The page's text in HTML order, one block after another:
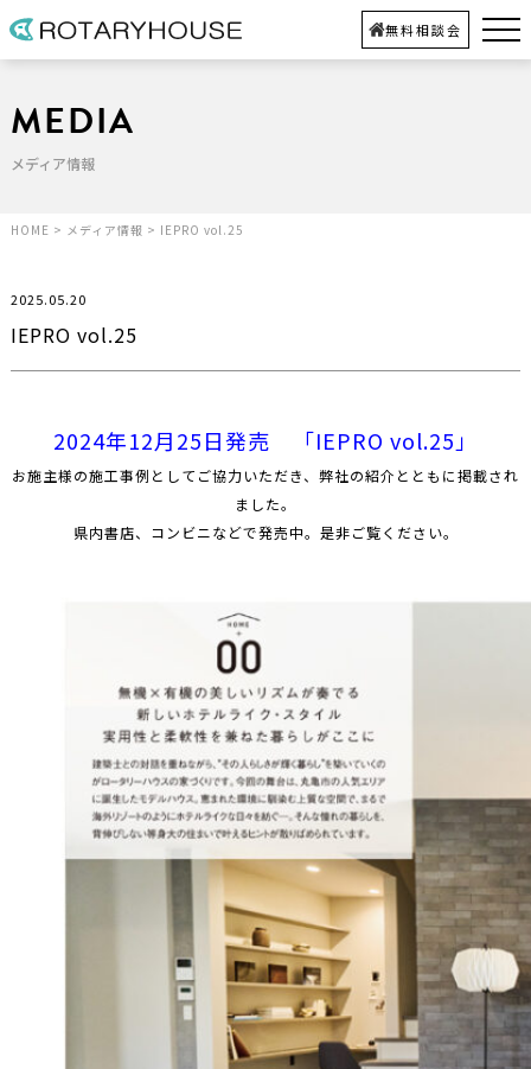
無料相談会
MEDIA
メディア情報
HOME > メディア情報 > IEPRO vol.25
IEPRO vol.25
2025.05.20
2024年12月25日発売 「IEPRO vol.25」
お施主様の施工事例としてご協力いただき、弊社の紹介とともに掲載され
ました。
県内書店、コンビニなどで発売中。是非ご覧ください。